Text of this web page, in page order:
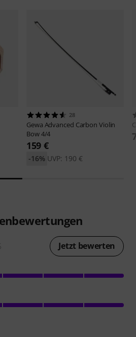
28
Gewa Advanced Carbon Violin
Bow 4/4
159 €
UVP: 190 €
-16%
Jetzt bewerten